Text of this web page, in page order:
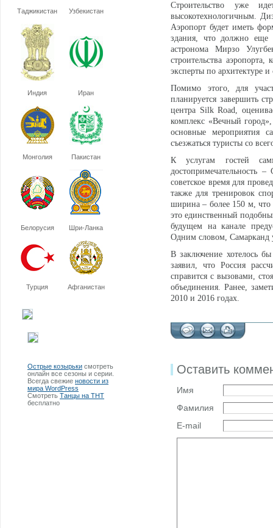
Таджикистан Узбекистан
Индия Иран
Монголия Пакистан
Белорусия Шри-Ланка
Турция Афганистан
Острые козырьки смотреть
онлайн все сезоны и серии.
Всегда свежие новости из
мира WordPress
Смотреть Танцы на ТНТ
бесплатно
Строительство уже
высокотехнологичным.
Аэропорт будет иметь
здания, что должно еще
астронома Мирзо
строительства
эксперты по архитектуре и
Помимо этого, для
планируется завершить
центра Silk Road,
комплекс «Вечный
основные мероприятия
съезжаться туристы со
К услугам гостей
достопримечательность
советское время для
также для тренировок
ширина – более 150 м, что
это единственный
будущем на канале
Одним словом, Самарканд
В заключение хотелось
заявил, что Россия
справится с вызовами,
объединения. Ранее,
2010 и 2016 годах.
Оставить
Имя
Фамилия
E-mail